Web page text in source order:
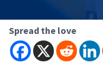
Spread the love